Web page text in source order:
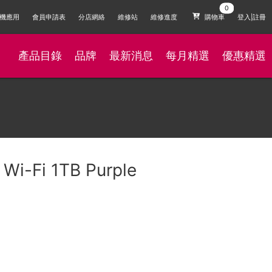
應用 會員申請表 分店網絡 維修站 維修進度 購物車 登入|註冊
產品目錄 品牌 最新消息 每月精選 優惠精選
Fi 1TB Purple